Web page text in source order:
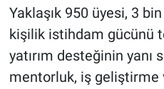
Yaklaşık 950 üyesi, 3
kişilik istihdam gücünü
yatırım desteğinin yanı
mentorluk, iş geliştirme